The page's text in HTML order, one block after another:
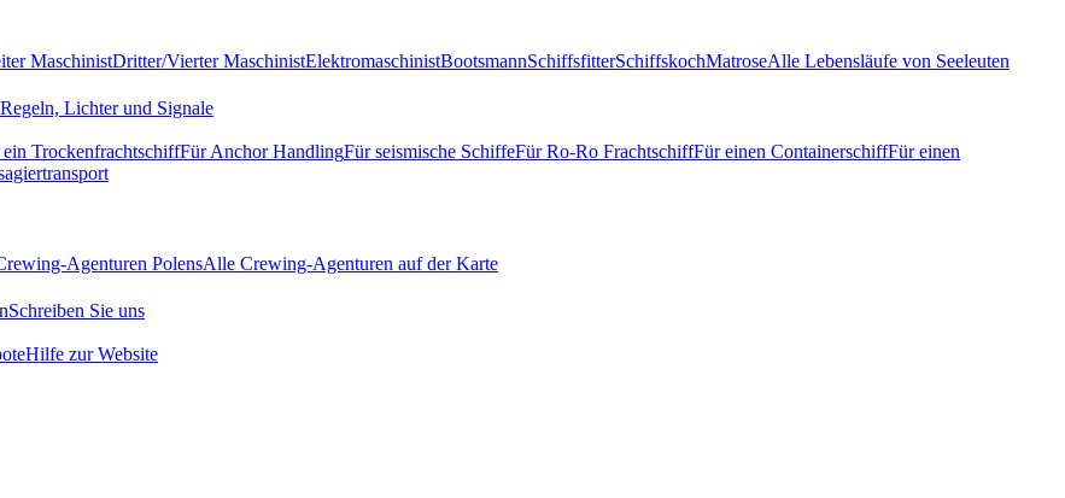
MaschinistDritter/Vierter MaschinistElektromaschinistBootsmannSchiffsfitterSchiffskochMatroseAlle Lebensläufe von Seeleuten
Lichter und Signale
TrockenfrachtschiffFür Anchor HandlingFür seismische SchiffeFür Ro-Ro FrachtschiffFür einen ContainerschiffFür einen
Agenturen PolensAlle Crewing-Agenturen auf der Karte
Schreiben Sie uns
Hilfe zur Website